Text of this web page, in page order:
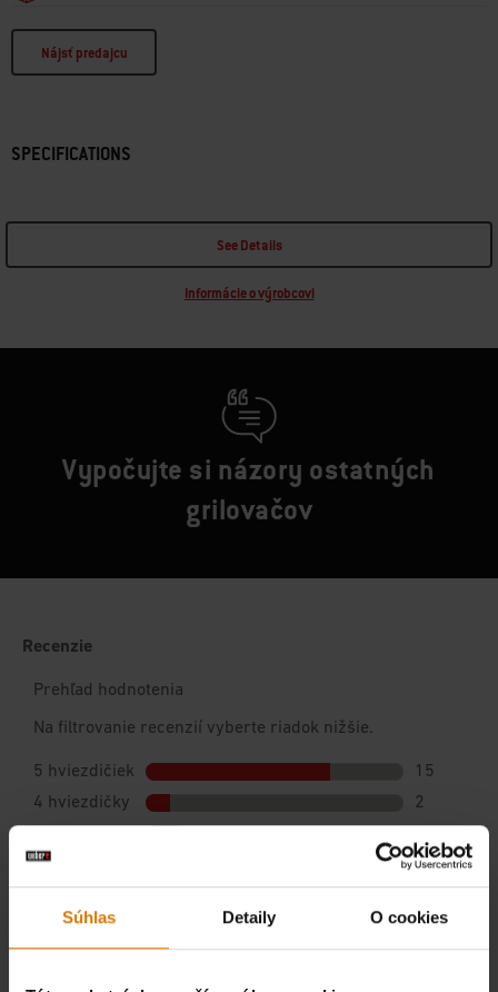
Súhlas Detaily O cookies
Nájsť predajcu
SPECIFICATIONS
See Details
Informácie o výrobcovi
Vypočujte si názory ostatných
grilovačov